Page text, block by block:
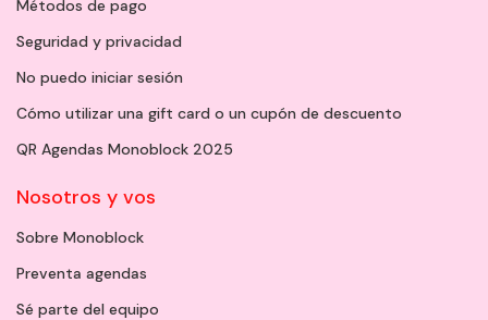
Métodos de pago
Seguridad y privacidad
No puedo iniciar sesión
Cómo utilizar una gift card o un cupón de descuento
QR Agendas Monoblock 2025
Nosotros y vos
Sobre Monoblock
Preventa agendas
Sé parte del equipo